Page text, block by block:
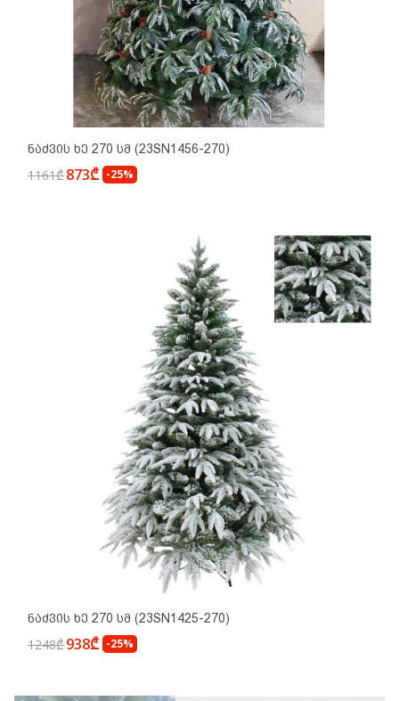
Ნაძვის Ხე 270 Სმ (23SN1456-270)
1161₾873₾ -25%
Ნაძვის Ხე 270 Სმ (23SN1425-270)
1248₾938₾ -25%